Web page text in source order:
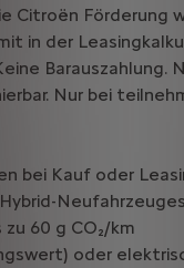
Citroën Förderung
in der
Barauszahlung.
Nur bei
bei Kauf oder
zu 60 g CO₂/km
oder